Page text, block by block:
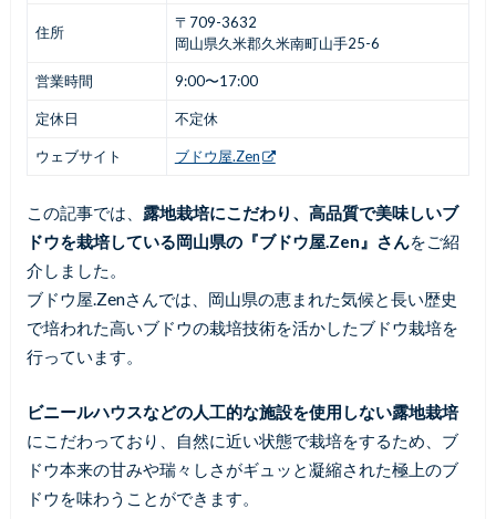
住所
〒709-3632
岡山県久米郡久米南町山手25-6
営業時間 9:00〜17:00
定休日 不定休
ウェブサイト ブドウ屋.Zen
この記事では、 露地栽培にこだわり、高品質で美味しいブ
ドウを栽培している岡山県の『ブドウ屋.Zen』さんをご紹
介しました。
ブドウ屋.Zenさんでは、岡山県の恵まれた気候と長い歴史
で培われた高いブドウの栽培技術を活かしたブドウ栽培を
行っています。
ビニールハウスなどの人工的な施設を使用しない露地栽培
にこだわっており、自然に近い状態で栽培をするため、ブ
ドウ本来の甘みや瑞々しさがギュッと凝縮された極上のブ
ドウを味わうことができます。